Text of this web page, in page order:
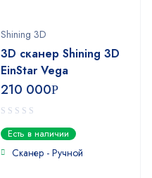
Shining 3D
3D сканер Shining 3D
EinStar Vega
210 000Р
0
out
of
Есть в наличии
Сканер - Ручной